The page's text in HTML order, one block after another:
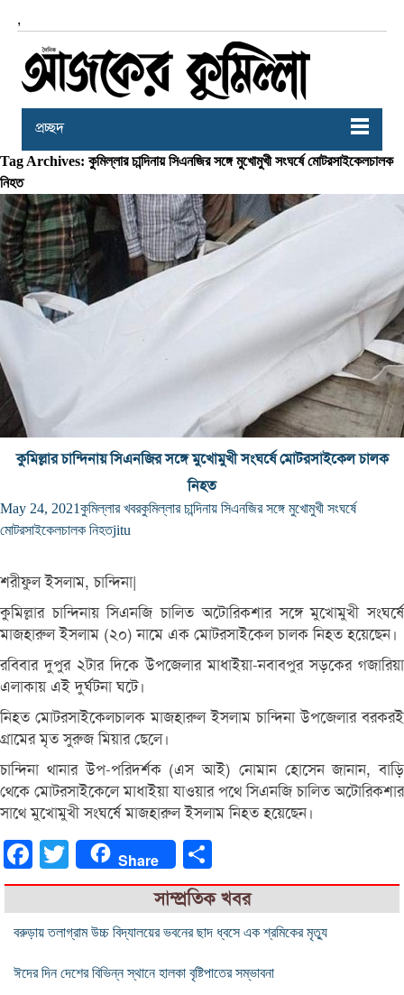
,
প্রচ্ছদ
Tag Archives: কুমিল্লার চান্দিনায় সিএনজির সঙ্গে মুখোমুখী সংঘর্ষে মোটরসাইকেলচালক
নিহত
কুমিল্লার চান্দিনায় সিএনজির সঙ্গে মুখোমুখী সংঘর্ষে মোটরসাইকেল চালক
নিহত
May 24, 2021কুমিল্লার খবরকুমিল্লার চান্দিনায় সিএনজির সঙ্গে মুখোমুখী সংঘর্ষে
মোটরসাইকেলচালক নিহতjitu
শরীফুল ইসলাম, চান্দিনা|
কুমিল্লার চান্দিনায় সিএনজি চালিত অটোরিকশার সঙ্গে মুখোমুখী সংঘর্ষে
মাজহারুল ইসলাম (২০) নামে এক মোটরসাইকেল চালক নিহত হয়েছেন।
রবিবার দুপুর ২টার দিকে উপজেলার মাধাইয়া-নবাবপুর সড়কের গজারিয়া
এলাকায় এই দুর্ঘটনা ঘটে।
নিহত মোটরসাইকেলচালক মাজহারুল ইসলাম চান্দিনা উপজেলার বরকরই
গ্রামের মৃত সুরুজ মিয়ার ছেলে।
চান্দিনা থানার উপ-পরিদর্শক (এস আই) নোমান হোসেন জানান, বাড়ি
থেকে মোটরসাইকেলে মাধাইয়া যাওয়ার পথে সিএনজি চালিত অটোরিকশার
সাথে মুখোমুখী সংঘর্ষে মাজহারুল ইসলাম নিহত হয়েছেন।
FacebookTwitter Share
সাম্প্রতিক খবর
বরুড়ায় তলাগ্রাম উচ্চ বিদ্যালয়ের ভবনের ছাদ ধ্বসে এক শ্রমিকের মৃত্যু
ঈদের দিন দেশের বিভিন্ন স্থানে হালকা বৃষ্টিপাতের সম্ভাবনা